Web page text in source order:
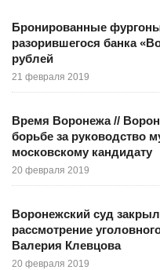
Бронированные
разорившегося банка
рублей
21 февраля 2019
Время Воронежа //
борьбе за руководство
московскому кандидату
20 февраля 2019
Воронежский суд
рассмотрение
Валерия Клевцова
20 февраля 2019